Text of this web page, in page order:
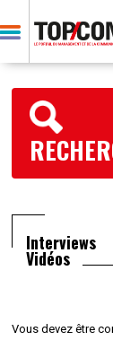
Interviews
Vidéos
Vous devez être